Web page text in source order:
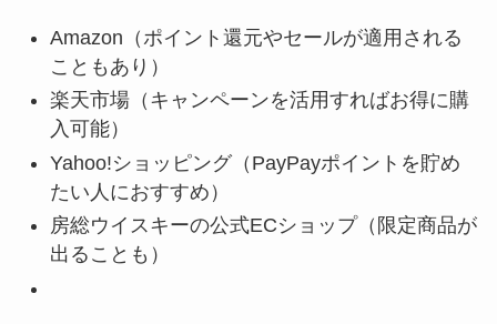
Amazon（ポイント還元やセールが適用される
こともあり）
楽天市場（キャンペーンを活用すればお得に購
入可能）
Yahoo!ショッピング（PayPayポイントを貯め
たい人におすすめ）
房総ウイスキーの公式ECショップ（限定商品が
出ることも）